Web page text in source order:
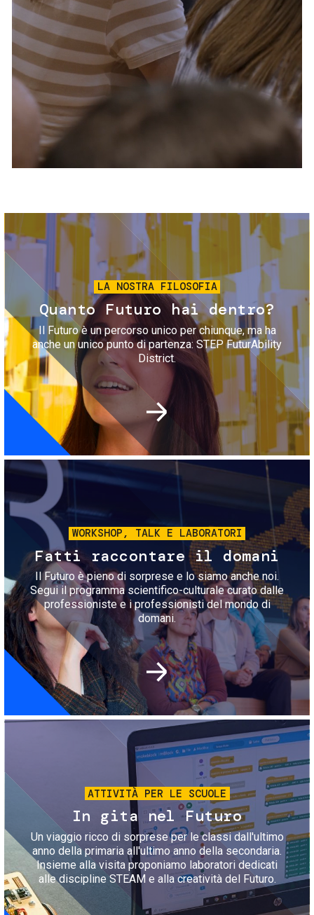
Servizi e accessibilità
Contatti
FAQ
Biglietti
Immagine
LA NOSTRA FILOSOFIA
Quanto Futuro hai dentro?
Il Futuro è un percorso unico per chiunque, ma ha
anche un unico punto di partenza: STEP FuturAbility
District.
Immagine
WORKSHOP, TALK E LABORATORI
Fatti raccontare il domani
Il Futuro è pieno di sorprese e lo siamo anche noi.
Segui il programma scientifico-culturale curato dalle
professioniste e i professionisti del mondo di
domani.
Immagine
ATTIVITÀ PER LE SCUOLE
In gita nel Futuro
Un viaggio ricco di sorprese per le classi dall'ultimo
anno della primaria all'ultimo anno della secondaria.
Insieme alla visita proponiamo laboratori dedicati
alle discipline STEAM e alla creatività del Futuro.